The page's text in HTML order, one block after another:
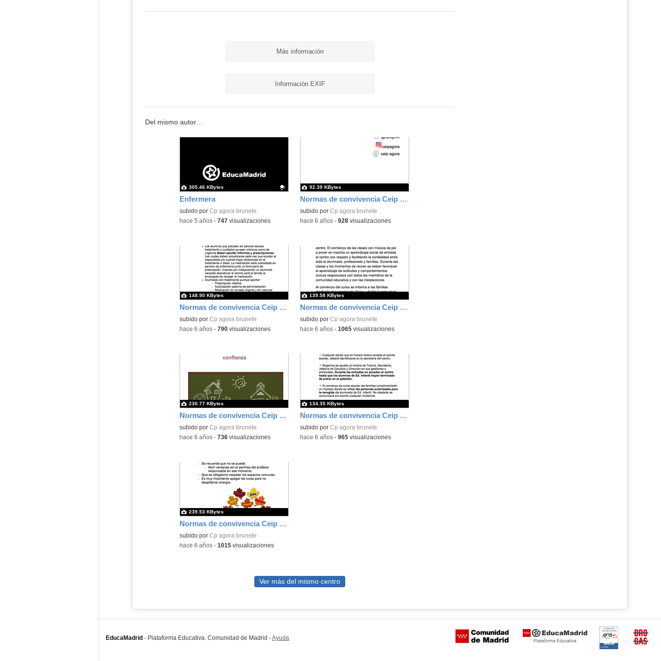
Más información
Información EXIF
Del mismo autor…
Enfermera
Contenido educativo.
subido por Cp agora brunete
305.46 KBytes
-hace 5 años- 747visualizaciones
Normas de convivencia Ceip Ágora Brunete 1
subido por Cp agora brunete
92.39 KBytes
-hace 6 años- 928visualizaciones
Normas de convivencia Ceip Ágora Brunete 2
subido por Cp agora brunete
148.90 KBytes
-hace 6 años- 790visualizaciones
Normas de convivencia Ceip Ágora Brunete pag2
subido por Cp agora brunete
139.58 KBytes
-hace 6 años- 1065visualizaciones
Normas de convivencia Ceip Ágora Brunete 4
subido por Cp agora brunete
230.77 KBytes
-hace 6 años- 736visualizaciones
Normas de convivencia Ceip Ágora Brunete 5
subido por Cp agora brunete
134.35 KBytes
-hace 6 años- 965visualizaciones
Normas de convivencia Ceip Ágora Brunete 6
subido por Cp agora brunete
239.53 KBytes
-hace 6 años- 1015visualizaciones
Ver más del mismo centro
EducaMadrid - Plataforma Educativa. Comunidad de Madrid -Ayuda Certificación Buzón